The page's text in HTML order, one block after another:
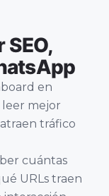
SEO,
en
leer mejor
tráfico
cuántas
URLs traen